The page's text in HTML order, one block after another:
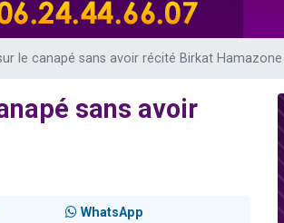
une bénédiction
le canapé sans avoir récité Birkat Hamazone
sans avoir
WhatsApp